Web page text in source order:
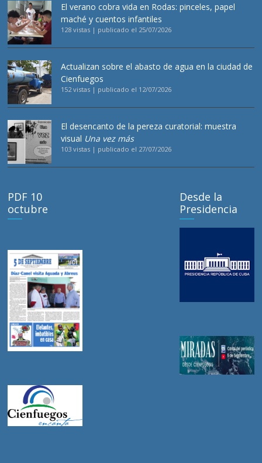
El verano cobra vida en Rodas: pinceles, papel
maché y cuentos infantiles
128 vistas | publicado el 25/07/2026
Actualizan sobre el abasto de agua en la ciudad de
Cienfuegos
152 vistas | publicado el 12/07/2026
El desencanto de la pereza curatorial: muestra
visual Una vez más
103 vistas | publicado el 27/07/2026
PDF 10
octubre
Desde la
Presidencia